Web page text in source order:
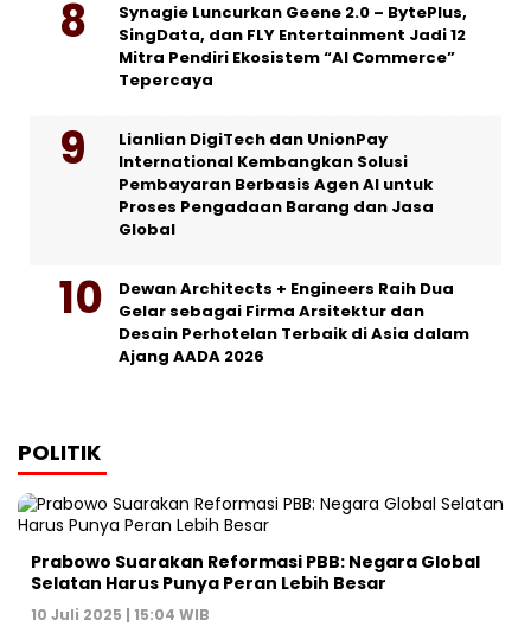
Synagie Luncurkan Geene 2.0 – BytePlus,
SingData, dan FLY Entertainment Jadi 12
Mitra Pendiri Ekosistem “AI Commerce”
Tepercaya
Lianlian DigiTech dan UnionPay
International Kembangkan Solusi
Pembayaran Berbasis Agen AI untuk
Proses Pengadaan Barang dan Jasa
Global
Dewan Architects + Engineers Raih Dua
Gelar sebagai Firma Arsitektur dan
Desain Perhotelan Terbaik di Asia dalam
Ajang AADA 2026
POLITIK
Prabowo Suarakan Reformasi PBB: Negara Global
Selatan Harus Punya Peran Lebih Besar
10 Juli 2025 | 15:04 WIB